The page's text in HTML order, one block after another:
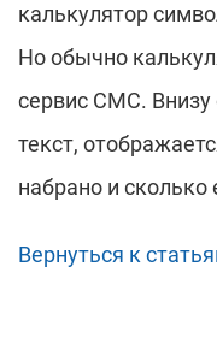
калькулятор
Но обычно
сервис СМС. Внизу
текст,
набрано и сколько
Вернуться к